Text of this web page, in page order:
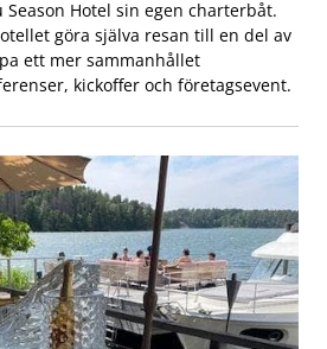
Hotel sin egen charterbåt.
göra själva resan till en del av
ett mer sammanhållet
kickoffer och företagsevent.